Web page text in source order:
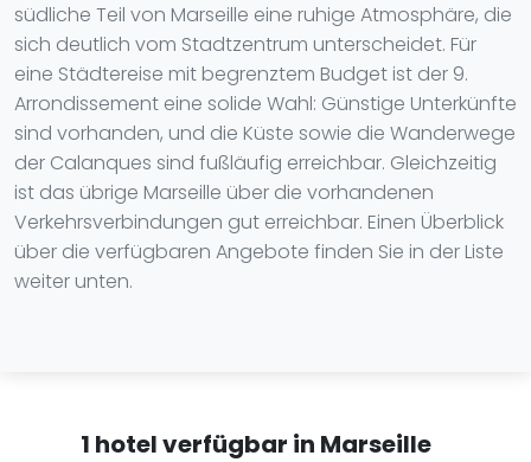
südliche Teil von Marseille eine ruhige Atmosphäre, die
sich deutlich vom Stadtzentrum unterscheidet. Für
eine Städtereise mit begrenztem Budget ist der 9.
Arrondissement eine solide Wahl: Günstige Unterkünfte
sind vorhanden, und die Küste sowie die Wanderwege
der Calanques sind fußläufig erreichbar. Gleichzeitig
ist das übrige Marseille über die vorhandenen
Verkehrsverbindungen gut erreichbar. Einen Überblick
über die verfügbaren Angebote finden Sie in der Liste
weiter unten.
1 hotel verfügbar in Marseille